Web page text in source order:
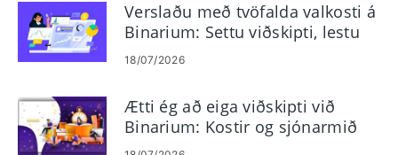
Verslaðu með tvöfalda valkosti á
Binarium: Settu viðskipti, lestu
töflur, stjórnaðu áhættu
18/07/2026
Ætti ég að eiga viðskipti við
Binarium: Kostir og sjónarmið